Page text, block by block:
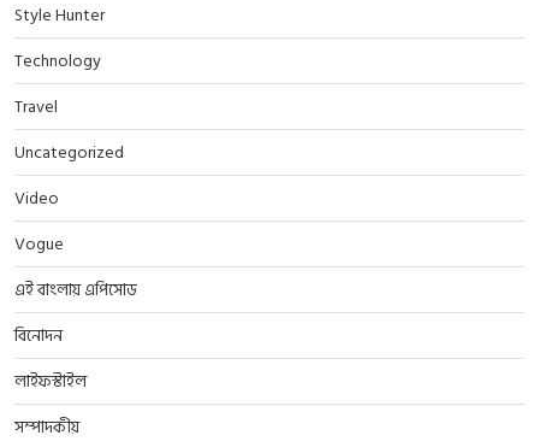
Style Hunter
Technology
Travel
Uncategorized
Video
Vogue
এই বাংলায় এপিসোড
বিনোদন
লাইফস্টাইল
সম্পাদকীয়